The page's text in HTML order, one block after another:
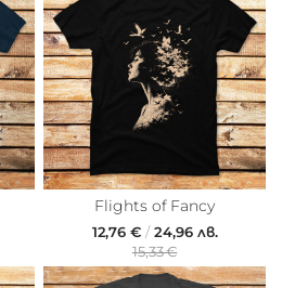
Flights of Fancy
12,76 €/24,96 лв.
15,33 €